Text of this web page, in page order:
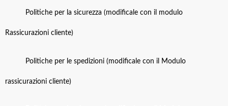
Politiche per la sicurezza (modificale con il modulo
Rassicurazioni cliente)
Politiche per le spedizioni (modificale con il Modulo
rassicurazioni cliente)